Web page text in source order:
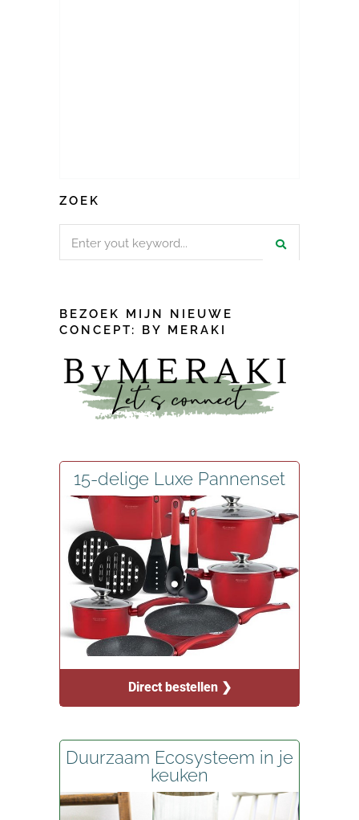
ZOEK
BEZOEK MIJN NIEUWE
CONCEPT: BY MERAKI
15-delige Luxe Pannenset
Direct bestellen ❯
Duurzaam Ecosysteem in je
keuken